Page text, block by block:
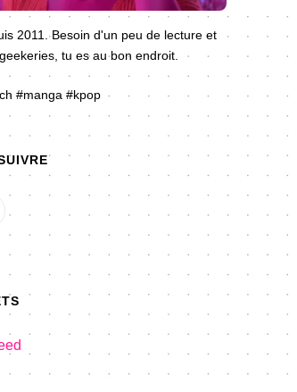
2011. Besoin d'un peu de lecture et
tu es au bon endroit.
#manga #kpop